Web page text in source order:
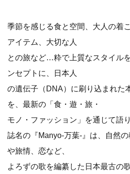
季節を感じる食と空間、大人の着
アイテム、大切な人
との旅など…粋で上質なスタイル
ンセプトに、日本人
の遺伝子（DNA）に刷り込まれた
を、最新の「食・遊・旅・
モノ・ファッション」を通じて語り
誌名の『Manyo-万葉-』は、自然の
や旅情、恋など、
よろずの歌を編纂した日本最古の